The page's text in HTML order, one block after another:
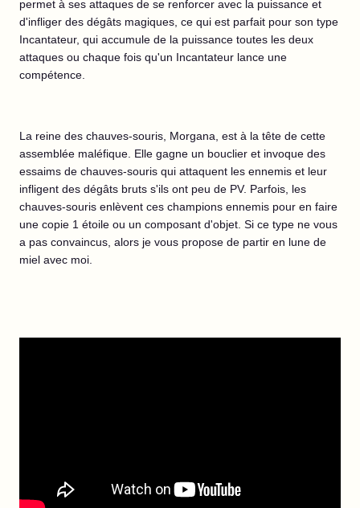
permet à ses attaques de se renforcer avec la puissance et
d'infliger des dégâts magiques, ce qui est parfait pour son type
Incantateur, qui accumule de la puissance toutes les deux
attaques ou chaque fois qu'un Incantateur lance une
compétence.
La reine des chauves-souris, Morgana, est à la tête de cette
assemblée maléfique. Elle gagne un bouclier et invoque des
essaims de chauves-souris qui attaquent les ennemis et leur
infligent des dégâts bruts s'ils ont peu de PV. Parfois, les
chauves-souris enlèvent ces champions ennemis pour en faire
une copie 1 étoile ou un composant d'objet. Si ce type ne vous
a pas convaincus, alors je vous propose de partir en lune de
miel avec moi.